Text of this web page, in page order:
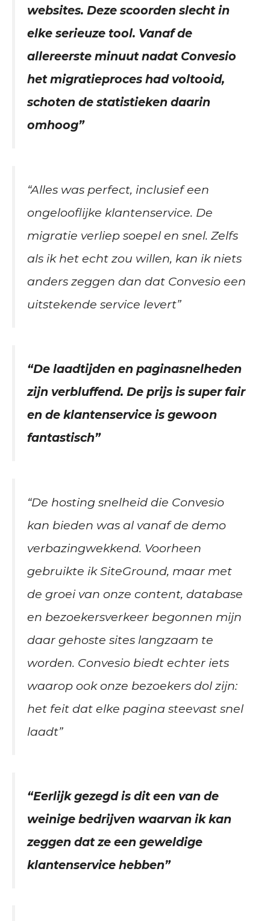
websites. Deze scoorden slecht in
elke serieuze tool. Vanaf de
allereerste minuut nadat Convesio
het migratieproces had voltooid,
schoten de statistieken daarin
omhoog”
“Alles was perfect, inclusief een
ongelooflijke klantenservice. De
migratie verliep soepel en snel. Zelfs
als ik het echt zou willen, kan ik niets
anders zeggen dan dat Convesio een
uitstekende service levert”
“De laadtijden en paginasnelheden
zijn verbluffend. De prijs is super fair
en de klantenservice is gewoon
fantastisch”
“De hosting snelheid die Convesio
kan bieden was al vanaf de demo
verbazingwekkend. Voorheen
gebruikte ik SiteGround, maar met
de groei van onze content, database
en bezoekersverkeer begonnen mijn
daar gehoste sites langzaam te
worden. Convesio biedt echter iets
waarop ook onze bezoekers dol zijn:
het feit dat elke pagina steevast snel
laadt”
“Eerlijk gezegd is dit een van de
weinige bedrijven waarvan ik kan
zeggen dat ze een geweldige
klantenservice hebben”